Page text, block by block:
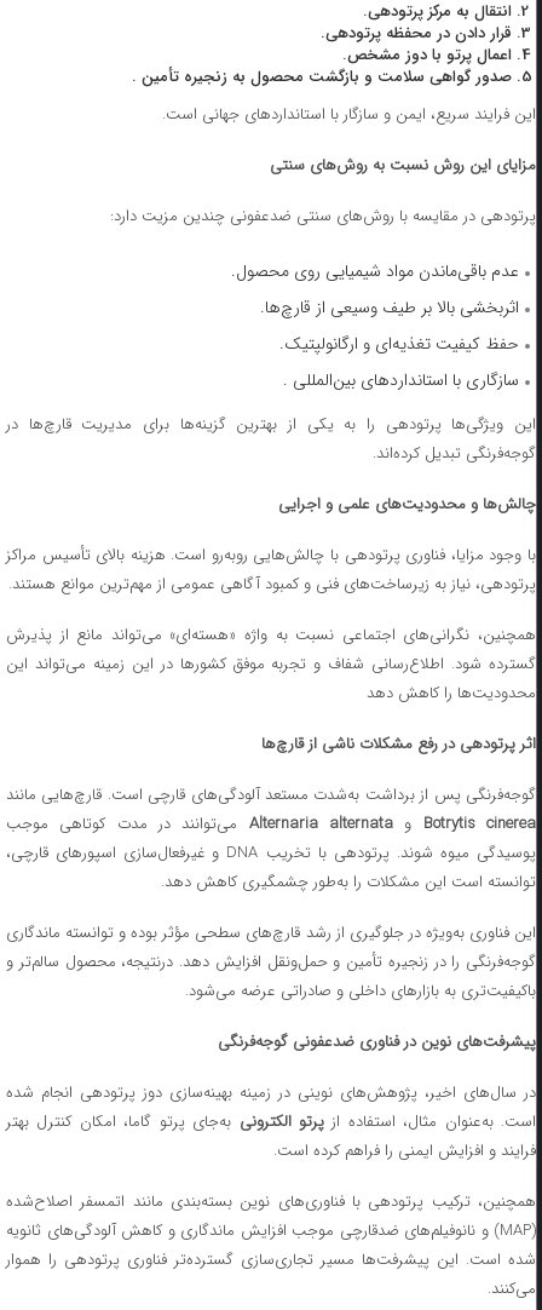
انتقال به مرکز پرتودهی.
قرار دادن در محفظه پرتودهی.
اعمال پرتو با دوز مشخص.
صدور گواهی سلامت و بازگشت محصول به زنجیره تأمین .
این فرایند سریع، ایمن و سازگار با استانداردهای جهانی است.
مزایای این روش نسبت به روش‌های سنتی
پرتودهی در مقایسه با روش‌های سنتی ضدعفونی چندین مزیت دارد:
عدم باقی‌ماندن مواد شیمیایی روی محصول.
اثربخشی بالا بر طیف وسیعی از قارچ‌ها.
حفظ کیفیت تغذیه‌ای و ارگانولپتیک.
سازگاری با استانداردهای بین‌المللی .
این ویژگی‌ها پرتودهی را به یکی از بهترین گزینه‌ها برای مدیریت قارچ‌ها در
گوجه‌فرنگی تبدیل کرده‌اند.
چالش‌ها و محدودیت‌های علمی و اجرایی
با وجود مزایا، فناوری پرتودهی با چالش‌هایی روبه‌رو است. هزینه بالای تأسیس مراکز
پرتودهی، نیاز به زیرساخت‌های فنی و کمبود آگاهی عمومی از مهم‌ترین موانع هستند.
همچنین، نگرانی‌های اجتماعی نسبت به واژه «هسته‌ای» می‌تواند مانع از پذیرش
گسترده شود. اطلاع‌رسانی شفاف و تجربه موفق کشورها در این زمینه می‌تواند این
محدودیت‌ها را کاهش دهد
اثر پرتودهی در رفع مشکلات ناشی از قارچ‌ها
گوجه‌فرنگی پس از برداشت به‌شدت مستعد آلودگی‌های قارچی است. قارچ‌هایی مانند
Botrytis cinereaو Alternaria alternataمی‌توانند در مدت کوتاهی موجب
پوسیدگی میوه شوند. پرتودهی با تخریب DNA و غیرفعال‌سازی اسپورهای قارچی،
توانسته است این مشکلات را به‌طور چشمگیری کاهش دهد.
این فناوری به‌ویژه در جلوگیری از رشد قارچ‌های سطحی مؤثر بوده و توانسته ماندگاری
گوجه‌فرنگی را در زنجیره تأمین و حمل‌ونقل افزایش دهد. درنتیجه، محصول سالم‌تر و
باکیفیت‌تری به بازارهای داخلی و صادراتی عرضه می‌شود.
پیشرفت‌های نوین در فناوری ضدعفونی گوجه‌فرنگی
در سال‌های اخیر، پژوهش‌های نوینی در زمینه بهینه‌سازی دوز پرتودهی انجام شده
است. به‌عنوان مثال، استفاده از پرتو الکترونیبه‌جای پرتو گاما، امکان کنترل بهتر
فرایند و افزایش ایمنی را فراهم کرده است.
همچنین، ترکیب پرتودهی با فناوری‌های نوین بسته‌بندی مانند اتمسفر اصلاح‌شده
(MAP) و نانوفیلم‌های ضدقارچی موجب افزایش ماندگاری و کاهش آلودگی‌های ثانویه
شده است. این پیشرفت‌ها مسیر تجاری‌سازی گسترده‌تر فناوری پرتودهی را هموار
می‌کنند.